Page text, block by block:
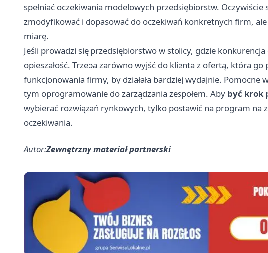
spełniać oczekiwania modelowych przedsiębiorstw.
zmodyfikować i dopasować do oczekiwań konkretnych firm,
miarę.
Jeśli prowadzi się przedsiębiorstwo w stolicy, gdzie
opieszałość. Trzeba zarówno wyjść do klienta z ofertą, która
funkcjonowania firmy, by działała bardziej wydajnie. Pomocne
tym oprogramowanie do zarządzania zespołem. Aby być krok
wybierać rozwiązań rynkowych, tylko postawić na program na
oczekiwania.
Autor:Zewnętrzny materiał partnerski